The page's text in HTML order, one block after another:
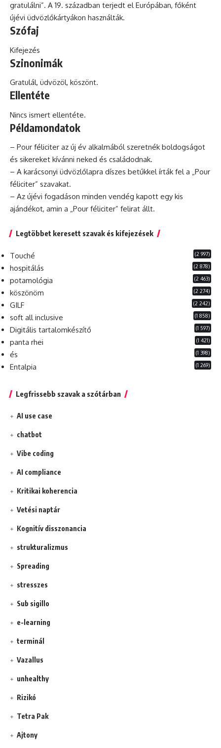
gratulálni”. A 19. században terjedt el Európában, főként
újévi üdvözlőkártyákon használták.
Szófaj
Kifejezés
Szinonimák
Gratulál, üdvözöl, köszönt.
Ellentéte
Nincs ismert ellentéte.
Példamondatok
– Pour féliciter az új év alkalmából szeretnék boldogságot
és sikereket kívánni neked és családodnak.
– A karácsonyi üdvözlőlapra díszes betűkkel írták fel a „Pour
féliciter” szavakat.
– Az újévi fogadáson minden vendég kapott egy kis
ajándékot, amin a „Pour féliciter” felirat állt.
Legtöbbet keresett szavak és kifejezések
Touché (2 997)
hospitálás (2 878)
potamológia (2 463)
köszönöm (2 274)
GILF (2 242)
soft all inclusive (1 858)
Digitális tartalomkészítő (1 597)
panta rhei (1 421)
és (1 398)
Entalpia (1 269)
Legfrissebb szavak a szótárban
AI use case
chatbot
Vibe coding
AI compliance
Kritikai koherencia
Vetési naptár
Kognitív disszonancia
strukturalizmus
Spreading
stresszes
Sub sigillo
e-learning
terminál
Vazallus
unhealthy
Rizikó
Tetra Pak
Ajtony